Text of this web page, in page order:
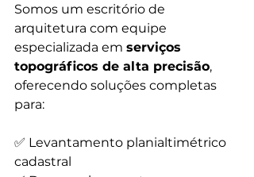
Somos um escritório de
arquitetura com equipe
especializada em serviços
topográficos de alta precisão,
oferecendo soluções completas
para:
✅ Levantamento planialtimétrico
cadastral